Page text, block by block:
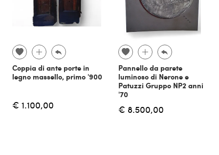
Coppia di ante porte in
legno massello, primo '900
€ 1.100,00
Pannello da parete
luminoso di Nerone e
Patuzzi Gruppo NP2 anni
'70
€ 8.500,00